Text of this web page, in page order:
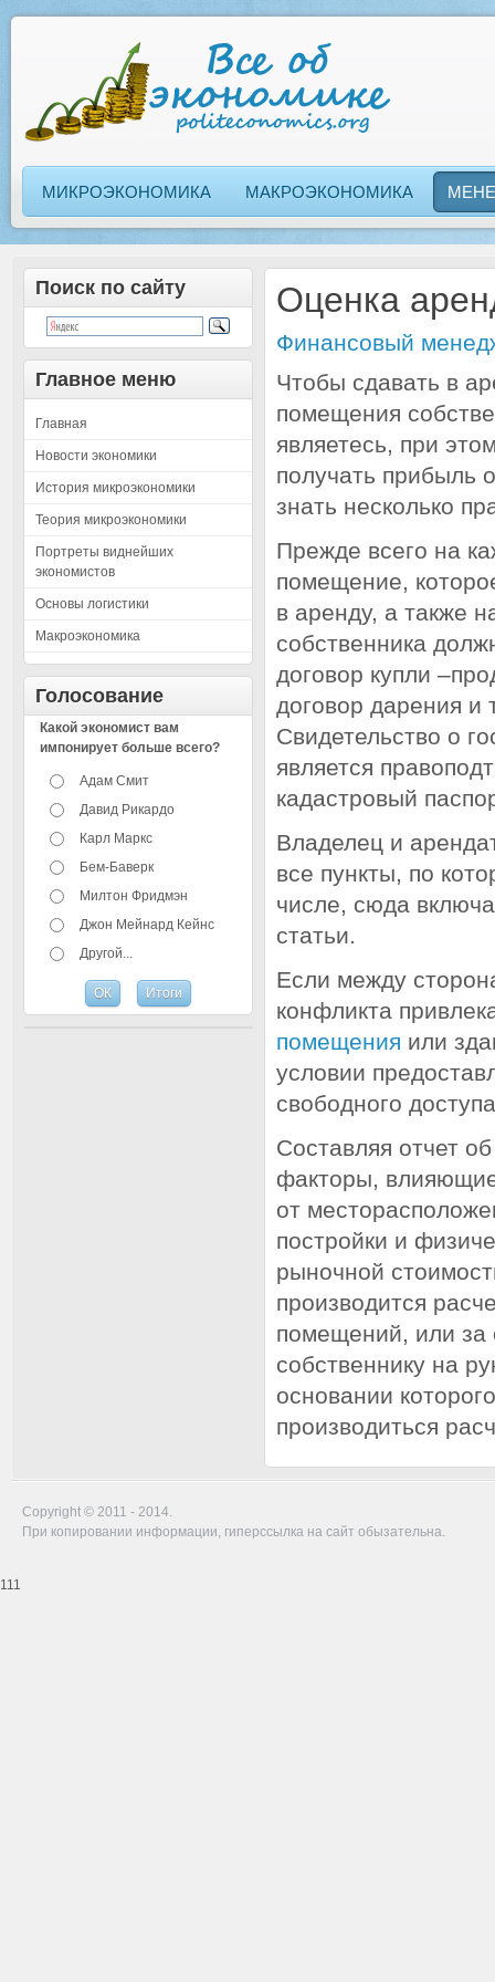
МИКРОЭКОНОМИКА МАКРОЭКОНОМИКА
Поиск по сайту
Главное меню
Главная
Новости экономики
История микроэкономики
Теория микроэкономики
Портреты виднейших
экономистов
Основы логистики
Макроэкономика
Голосование
Какой экономист вам
импонирует больше всего?
Адам Смит
Давид Рикардо
Карл Маркс
Бем-Баверк
Милтон Фридмэн
Джон Мейнард Кейнс
Другой...
Оценка
Финансовый
Чтобы сдавать в
помещения
являетесь, при
получать прибыль
знать несколько
Прежде всего на
помещение,
в аренду, а также
собственника
договор купли
договор дарения и
Свидетельство о
является
кадастровый
Владелец и
все пункты, по
числе, сюда
статьи.
Если между
конфликта
помещения или
условии
свободного
Составляя отчет
факторы,
от
постройки и
рыночной
производится
помещений, или за
собственнику на
основании
производиться
Copyright © 2011 - 2014.
При копировании информации, гиперссылка на сайт обызательна.
111